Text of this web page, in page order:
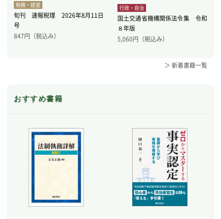
税務・経営
旬刊 速報税理 2026年8月11日
号
847円（税込み）
行政・自治
国土交通省機構関係法令集 令和
８年版
5,060円（税込み）
＞ 新着書籍一覧
おすすめ書籍